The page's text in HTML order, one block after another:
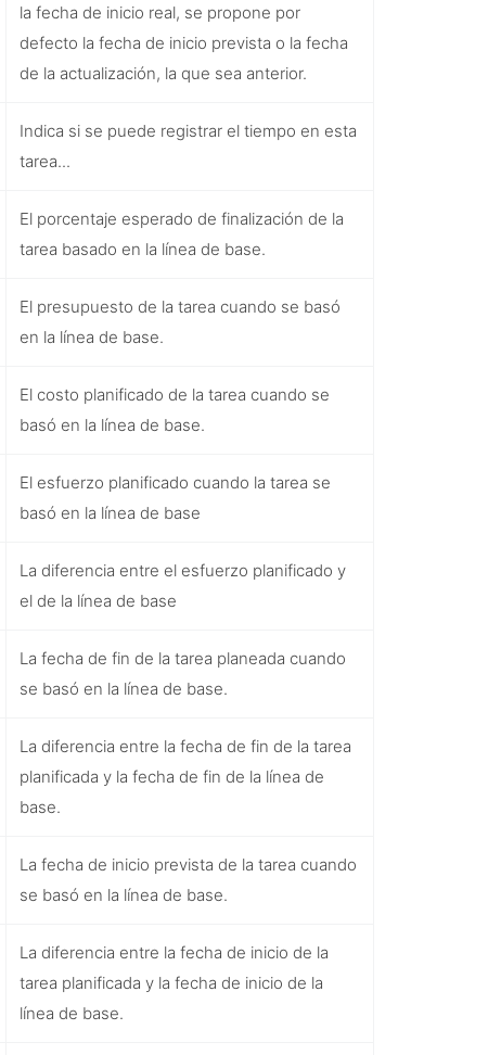
la fecha de inicio real, se propone por
defecto la fecha de inicio prevista o la fecha
de la actualización, la que sea anterior.
Indica si se puede registrar el tiempo en esta
tarea...
El porcentaje esperado de finalización de la
tarea basado en la línea de base.
El presupuesto de la tarea cuando se basó
en la línea de base.
El costo planificado de la tarea cuando se
basó en la línea de base.
El esfuerzo planificado cuando la tarea se
basó en la línea de base
La diferencia entre el esfuerzo planificado y
el de la línea de base
La fecha de fin de la tarea planeada cuando
se basó en la línea de base.
La diferencia entre la fecha de fin de la tarea
planificada y la fecha de fin de la línea de
base.
La fecha de inicio prevista de la tarea cuando
se basó en la línea de base.
La diferencia entre la fecha de inicio de la
tarea planificada y la fecha de inicio de la
línea de base.